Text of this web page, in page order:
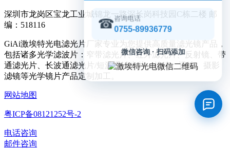
深圳市龙岗区宝龙工业城锦龙一路深长岗科技园C栋二楼 邮
编：518116
GiAi激埃特光电滤光片厂家专业为您提供高质量滤光镜产品，
包括诸多光学滤波片：窄带滤光片、红外滤光片、反射镜、带
通滤光片、长波通滤光片/短波通滤光片、棱镜、透镜、摄影
滤镜等光学镜片产品定制加工。
网站地图
粤ICP备08121252号-2
电话咨询
邮件咨询
☎咨询电话
0755-89936779
微信咨询 · 扫码添加